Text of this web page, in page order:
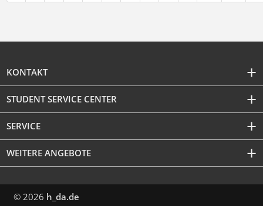
KONTAKT
STUDENT SERVICE CENTER
SERVICE
WEITERE ANGEBOTE
© 2026 h_da.de